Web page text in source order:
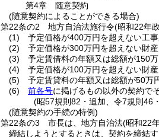
第4章
随意契約
(随意契約によることができる場合)
第22条の2
地方自治法施行令(昭和22年
(1)
予定価格が400万円を超えない工
(2)
予定価格が300万円を超えない財産
(3)
予定賃借料の年額又は総額が150
(4)
予定価格が100万円を超えない財産
(5)
予定賃貸料の年額又は総額が50万
(6)
前各号に掲げるもの以外の契約で
(昭57規則82・追加、令7規則46
(随意契約の手続の特例)
第22条の3
市長は、地方自治法(昭和22
締結しようとするときは、契約を締結